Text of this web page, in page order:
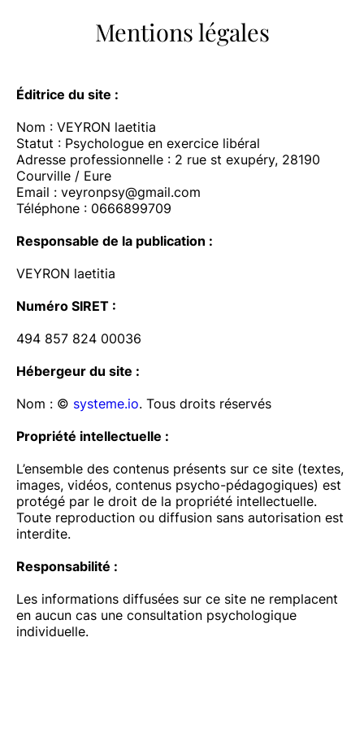
Mentions légales
Éditrice du site :
Nom : VEYRON laetitia
Statut : Psychologue en exercice libéral
Adresse professionnelle : 2 rue st exupéry, 28190
Courville / Eure
Email : veyronpsy@gmail.com
Téléphone : 0666899709
Responsable de la publication :
VEYRON laetitia
Numéro SIRET :
494 857 824 00036
Hébergeur du site :
Nom : © systeme.io. Tous droits réservés
Propriété intellectuelle :
L’ensemble des contenus présents sur ce site (textes,
images, vidéos, contenus psycho-pédagogiques) est
protégé par le droit de la propriété intellectuelle.
Toute reproduction ou diffusion sans autorisation est
interdite.
Responsabilité :
Les informations diffusées sur ce site ne remplacent
en aucun cas une consultation psychologique
individuelle.